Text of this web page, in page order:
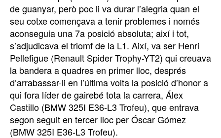
de guanyar, però poc li va durar l’alegria quan el
seu cotxe començava a tenir problemes i només
aconseguia una 7a posició absoluta; així i tot,
s’adjudicava el triomf de la L1. Així, va ser Henri
Pellefigue (Renault Spider Trophy-YT2) qui creuava
la bandera a quadres en primer lloc, després
d’arrabassar-li en l’última volta la posició d’honor a
qui fora líder de gairebé tota la carrera, Álex
Castillo (BMW 325I E36-L3 Trofeu), que entrava
segon seguit en tercer lloc per Óscar Gómez
(BMW 325I E36-L3 Trofeu).